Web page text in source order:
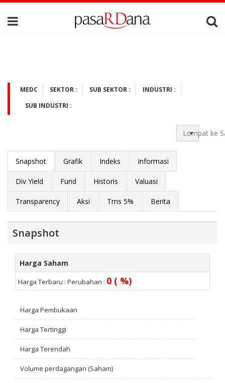
MEDC SEKTOR : SUB SEKTOR :
INDUSTRI :
SUB INDUSTRI :
Lompat ke
Snapshot Grafik Indeks Informasi
Div Yield Fund Historis Valuasi
Transparency Aksi Trns 5% Berita
Snapshot
Harga Saham
Harga Terbaru : Perubahan : 0 ( %)
Harga Pembukaan
Harga Tertinggi
Harga Terendah
Volume perdagangan (Saham)